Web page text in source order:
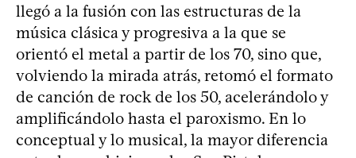
llegó a la fusión con las estructuras de la
música clásica y progresiva a la que se
orientó el metal a partir de los 70, sino que,
volviendo la mirada atrás, retomó el formato
de canción de rock de los 50, acelerándolo y
amplificándolo hasta el paroxismo. En lo
conceptual y lo musical, la mayor diferencia